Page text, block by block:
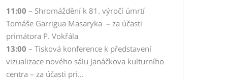
11:00 – Shromáždění k 81. výročí úmrtí
Tomáše Garrigua Masaryka – za účasti
primátora P. Vokřála
13:00 – Tisková konference k představení
vizualizace nového sálu Janáčkova kulturního
centra – za účasti pri...